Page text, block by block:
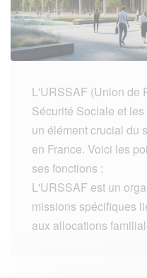
L'URSSAF (Union de
Sécurité Sociale et
un élément crucial du
en France. Voici les
ses fonctions :
L'URSSAF est un
missions spécifiques
aux allocations